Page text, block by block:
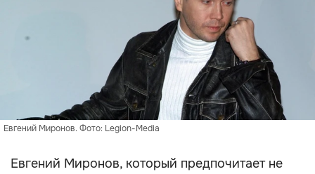
Евгений Миронов. Фото: Legion-Media
Евгений Миронов, который предпочитает не